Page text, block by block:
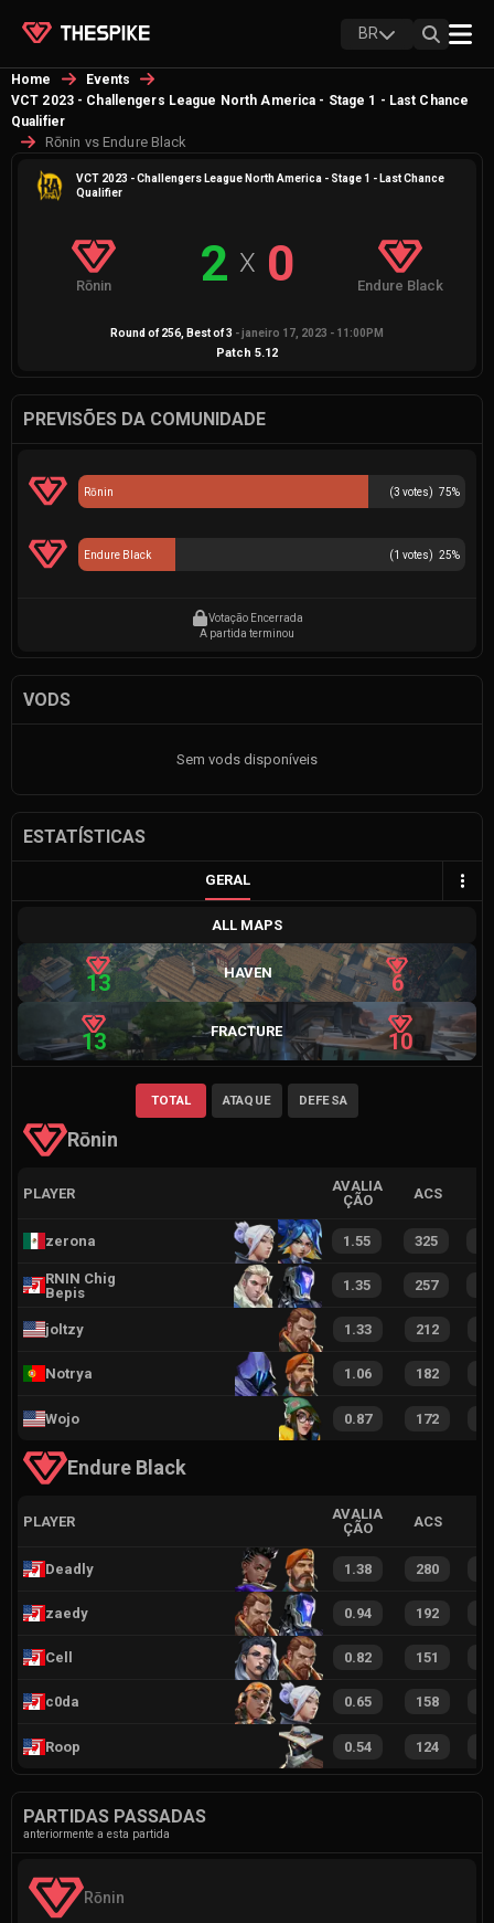
BR
Home
Events
VCT 2023 - Challengers League North America - Stage 1 - Last Chance
Qualifier
Rōnin vs Endure Black
VCT 2023 - Challengers League North America - Stage 1 - Last Chance
Qualifier
Rōnin 2 X 0 Endure Black
Round of 256 , Best of3 -janeiro 17, 2023 - 11:00PM
Patch 5.12
PREVISÕES DA COMUNIDADE
(3 votes) 75%
Rōnin
(1 votes) 25%
Endure Black
Votação Encerrada
A partida terminou
VODS
Sem vods disponíveis
ESTATÍSTICAS
GERAL
ALL MAPS
13 HAVEN 6
13 FRACTURE 10
Rōnin
TOTAL ATAQUE DEFESA
PLAYER
AVALIA
ÇÃO
ACS
zerona 1.55 325
RNIN Chig
Bepis
1.35 257
joltzy 1.33 212
Notrya 1.06 182
Wojo 0.87 172
Endure Black
PLAYER
AVALIA
ÇÃO
ACS
Deadly 1.38 280
zaedy 0.94 192
Cell 0.82 151
c0da 0.65 158
Roop 0.54 124
PARTIDAS PASSADAS
anteriormente a esta partida
Rōnin